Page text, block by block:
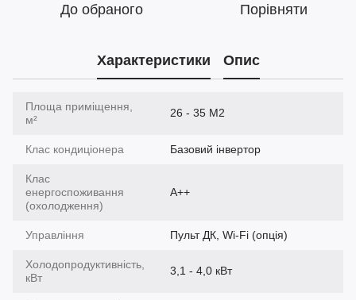
До обраного Порівняти
Характеристики Опис
Площа приміщення,
м²
26 - 35 М2
Клас кондиціонера Базовий інвертор
Клас
енергоспоживання
(охолодження)
A++
Управління Пульт ДК, Wi-Fi (опція)
Холодопродуктивність,
кВт
3,1 - 4,0 кВт